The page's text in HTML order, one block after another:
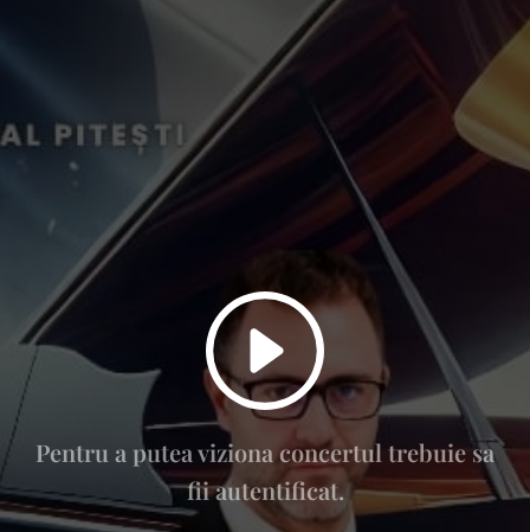
Pentru a putea viziona concertul trebuie sa
fii autentificat.